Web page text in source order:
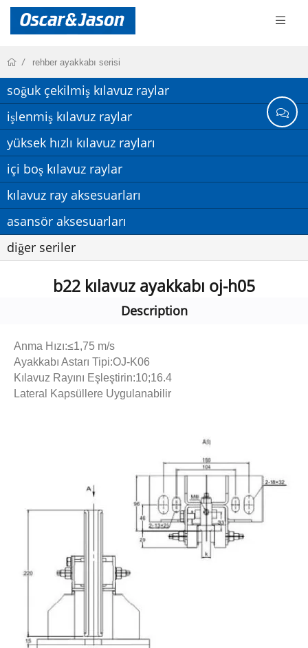
rehber ayakkabı serisi
soğuk çekilmiş kılavuz raylar
işlenmiş kılavuz raylar
yüksek hızlı kılavuz rayları
içi boş kılavuz raylar
kılavuz ray aksesuarları
asansör aksesuarları
diğer seriler
b22 kılavuz ayakkabı oj-h05
Description
Anma Hızı:≤1,75 m/s
Ayakkabı Astarı Tipi:OJ-K06
Kılavuz Rayını Eşleştirin:10;16.4
Lateral Kapsüllere Uygulanabilir